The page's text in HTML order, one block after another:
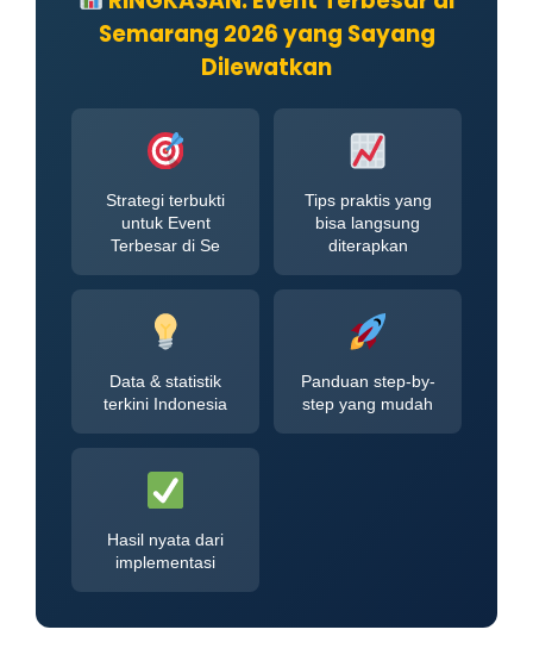
Semarang 2026 yang Sayang
Dilewatkan
Strategi terbukti
untuk Event
Terbesar di Se
Tips praktis yang
bisa langsung
diterapkan
Data & statistik
terkini Indonesia
Panduan step-by-
step yang mudah
Hasil nyata dari
implementasi